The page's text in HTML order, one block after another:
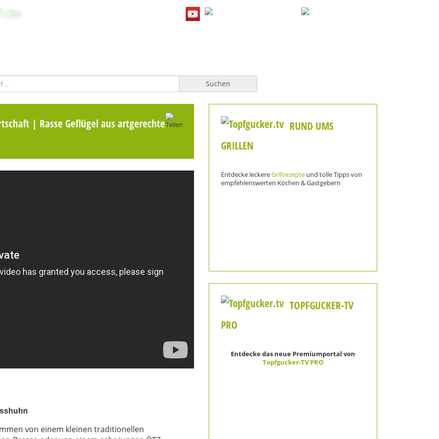
Suchen
| Rasse Geflügel aus artgerechter
von einem kleinen traditionellen
RUND UMS
GRILLEN
Entdecke leckereGrillrezepte und tolle Tipps von
empfehlenswerten Köchen & Gastgebern
TOPFGUCKER-TV
PRO
Entdecke das neue Premiumportal von
Topfgucker-TV PRO